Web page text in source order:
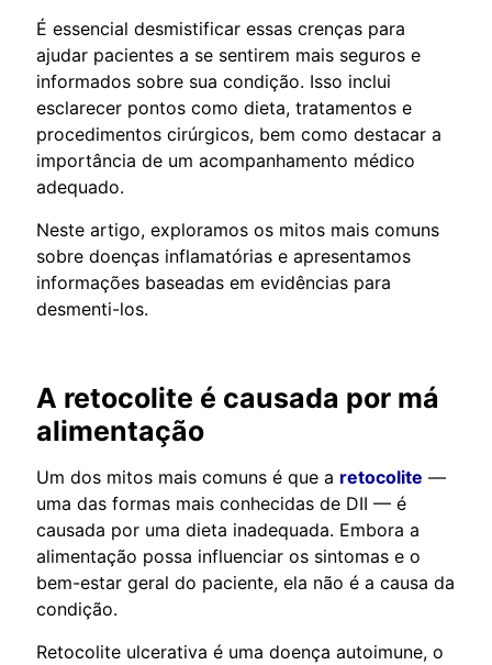
É essencial desmistificar essas crenças para
ajudar pacientes a se sentirem mais seguros e
informados sobre sua condição. Isso inclui
esclarecer pontos como dieta, tratamentos e
procedimentos cirúrgicos, bem como destacar a
importância de um acompanhamento médico
adequado.
Neste artigo, exploramos os mitos mais comuns
sobre doenças inflamatórias e apresentamos
informações baseadas em evidências para
desmenti-los.
A retocolite é causada por má
alimentação
Um dos mitos mais comuns é que a retocolite —
uma das formas mais conhecidas de DII — é
causada por uma dieta inadequada. Embora a
alimentação possa influenciar os sintomas e o
bem-estar geral do paciente, ela não é a causa da
condição.
Retocolite ulcerativa é uma doença autoimune, o